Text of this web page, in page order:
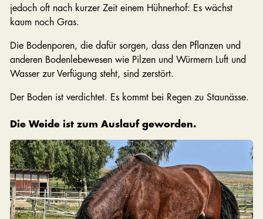
jedoch oft nach kurzer Zeit einem Hühnerhof: Es wächst
kaum noch Gras.
Die Bodenporen, die dafür sorgen, dass den Pflanzen und
anderen Bodenlebewesen wie Pilzen und Würmern Luft und
Wasser zur Verfügung steht, sind zerstört.
Der Boden ist verdichtet. Es kommt bei Regen zu Staunässe.
Die Weide ist zum Auslauf geworden.